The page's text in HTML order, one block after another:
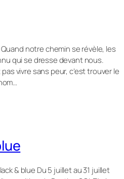
notre chemin se révèle, les
qui se dresse devant nous.
vivre sans peur, c’est trouver le
& blue Du 5 juillet au 31 juillet